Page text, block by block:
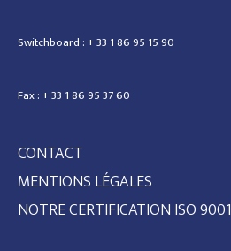
Switchboard : + 33 1 86 95 15 90
Fax : + 33 1 86 95 37 60
CONTACT
MENTIONS LÉGALES
NOTRE CERTIFICATION ISO 9001